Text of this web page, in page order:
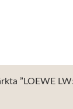
”LOEWE